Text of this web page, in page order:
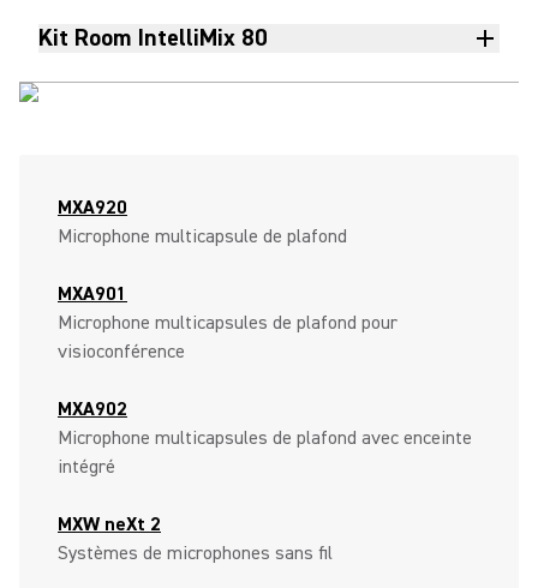
Kit Room IntelliMix 80
MXA920
Microphone multicapsule de plafond
MXA901
Microphone multicapsules de plafond pour
visioconférence
MXA902
Microphone multicapsules de plafond avec enceinte
intégré
MXW neXt 2
Systèmes de microphones sans fil